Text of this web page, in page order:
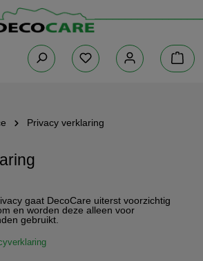
Privacy verklaring
gaat DecoCare uiterst voorzichtig
en worden deze alleen voor
gebruikt.